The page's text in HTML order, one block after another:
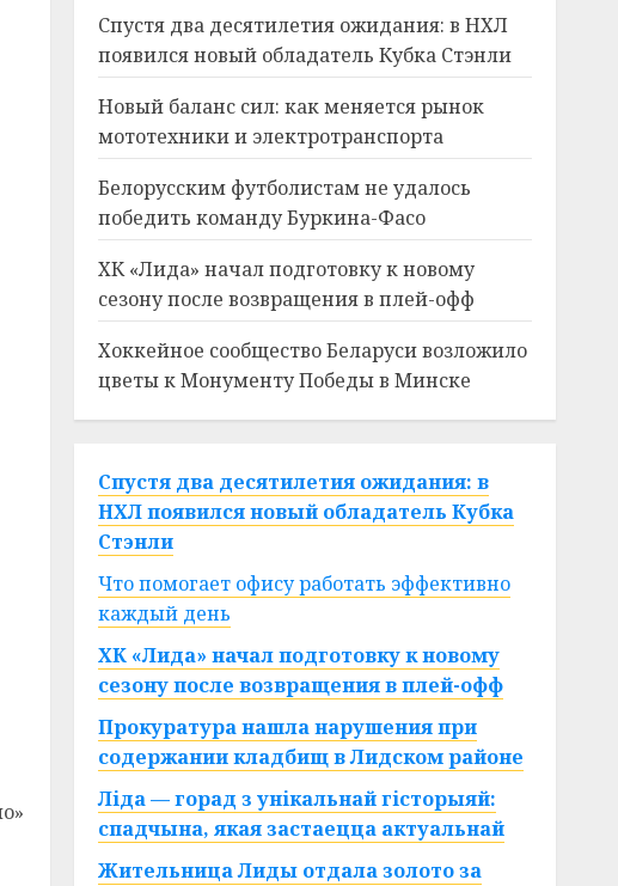
Спустя два десятилетия ожидания: в НХЛ
появился новый обладатель Кубка Стэнли
Новый баланс сил: как меняется рынок
мототехники и электротранспорта
Белорусским футболистам не удалось
победить команду Буркина-Фасо
ХК «Лида» начал подготовку к новому
сезону после возвращения в плей-офф
Хоккейное сообщество Беларуси возложило
цветы к Монументу Победы в Минске
Спустя два десятилетия ожидания: в
НХЛ появился новый обладатель Кубка
Стэнли
Что помогает офису работать эффективно
каждый день
ХК «Лида» начал подготовку к новому
сезону после возвращения в плей-офф
Прокуратура нашла нарушения при
содержании кладбищ в Лидском районе
Ліда — горад з унікальнай гісторыяй:
спадчына, якая застаецца актуальнай
Жительница Лиды отдала золото за